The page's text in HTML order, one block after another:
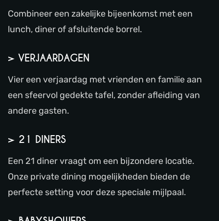
Combineer een zakelijke bijeenkomst met een
lunch, diner of afsluitende borrel.
> VERJAARDAGEN
Vier een verjaardag met vrienden en familie aan
een sfeervol gedekte tafel, zonder afleiding van
andere gasten.
> 21 DINERS
Een 21 diner vraagt om een bijzondere locatie.
Onze private dining mogelijkheden bieden de
perfecte setting voor deze speciale mijlpaal.